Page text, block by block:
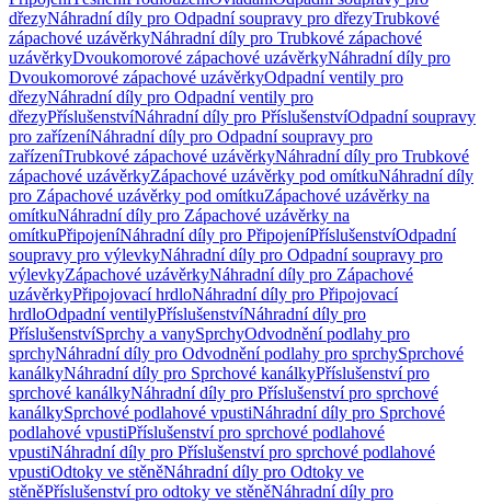
dřezyNáhradní díly pro Odpadní soupravy pro dřezyTrubkové
zápachové uzávěrkyNáhradní díly pro Trubkové zápachové
uzávěrkyDvoukomorové zápachové uzávěrkyNáhradní díly pro
Dvoukomorové zápachové uzávěrkyOdpadní ventily pro
dřezyNáhradní díly pro Odpadní ventily pro
dřezyPříslušenstvíNáhradní díly pro PříslušenstvíOdpadní soupravy
pro zařízeníNáhradní díly pro Odpadní soupravy pro
zařízeníTrubkové zápachové uzávěrkyNáhradní díly pro Trubkové
zápachové uzávěrkyZápachové uzávěrky pod omítkuNáhradní díly
pro Zápachové uzávěrky pod omítkuZápachové uzávěrky na
omítkuNáhradní díly pro Zápachové uzávěrky na
omítkuPřipojeníNáhradní díly pro PřipojeníPříslušenstvíOdpadní
soupravy pro výlevkyNáhradní díly pro Odpadní soupravy pro
výlevkyZápachové uzávěrkyNáhradní díly pro Zápachové
uzávěrkyPřipojovací hrdloNáhradní díly pro Připojovací
hrdloOdpadní ventilyPříslušenstvíNáhradní díly pro
PříslušenstvíSprchy a vanySprchyOdvodnění podlahy pro
sprchyNáhradní díly pro Odvodnění podlahy pro sprchySprchové
kanálkyNáhradní díly pro Sprchové kanálkyPříslušenství pro
sprchové kanálkyNáhradní díly pro Příslušenství pro sprchové
kanálkySprchové podlahové vpustiNáhradní díly pro Sprchové
podlahové vpustiPříslušenství pro sprchové podlahové
vpustiNáhradní díly pro Příslušenství pro sprchové podlahové
vpustiOdtoky ve stěněNáhradní díly pro Odtoky ve
stěněPříslušenství pro odtoky ve stěněNáhradní díly pro